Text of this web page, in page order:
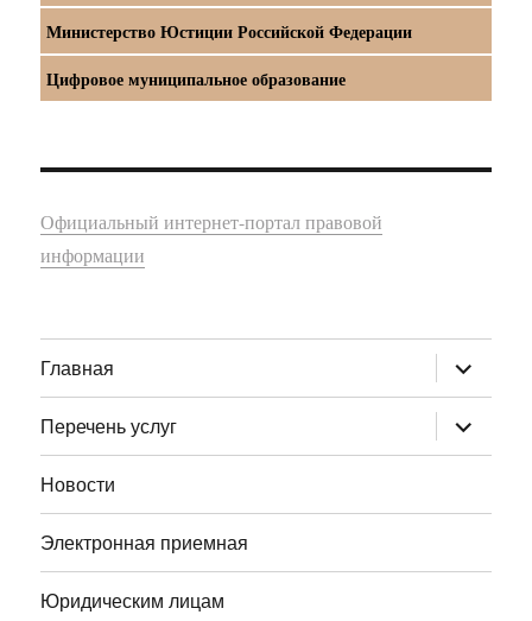
Министерство Юстиции Российской Федерации
Цифровое муниципальное образование
Официальный интернет-портал правовой
информации
Главная раскрыть
дочернее
меню
Перечень услуг
раскрыть
дочернее
меню
Новости
Электронная приемная
Юридическим лицам